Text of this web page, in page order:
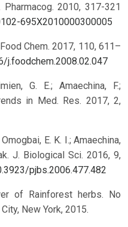
2010, 317-321
695X2010000300005
Chem. 2017, 110, 611–
j.foodchem.2008.02.047
G. E.; Amaechina, F.;
in Med. Res. 2017, 2,
E. K. I.; Amaechina,
J. Biological Sci. 2016, 9,
pjbs.2006.477.482
of Rainforest herbs. No
New York, 2015.